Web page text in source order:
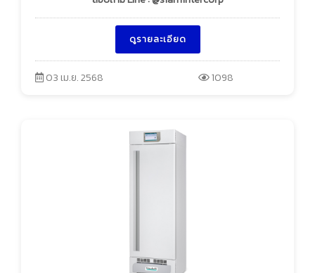
ดูรายละเอียด
03 เม.ย. 2568 1098